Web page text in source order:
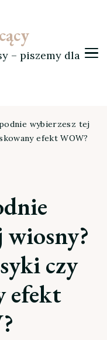
– piszemy dla
wybierzesz tej
efekt WOW?
wiosny?
czy
efekt